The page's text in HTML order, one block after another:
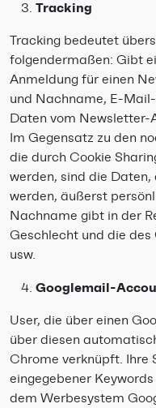
Tracking
Tracking bedeutet
folgendermaßen: Gibt
Anmeldung für einen
und Nachname, E-
Daten vom Newsletter-
Im Gegensatz zu den
die durch Cookie
werden, sind die
werden, äußerst
Nachname gibt in der
Geschlecht und die
usw.
Googlemail-
User, die über einen
über diesen
Chrome verknüpft. Ihre
eingegebener
dem Werbesystem